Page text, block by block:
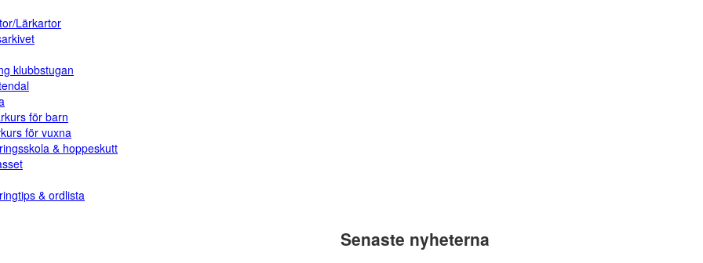
Lärkartor
klubbstugan
för barn
för vuxna
& hoppeskutt
& ordlista
Senaste nyheterna